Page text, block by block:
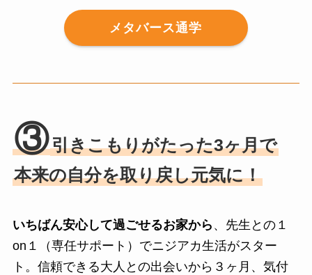
メタバース通学
③引きこもりがたった3ヶ月で
本来の自分を取り戻し元気に！
いちばん安心して過ごせるお家から 、先生との１
on１（専任サポート）でニジアカ生活がスター
ト。信頼できる大人との出会いから３ヶ月、気付